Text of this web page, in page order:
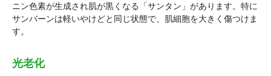
ニン色素が生成され肌が黒くなる「サンタン」があります。特に
サンバーンは軽いやけどと同じ状態で、肌細胞を大きく傷つけま
す。
光老化